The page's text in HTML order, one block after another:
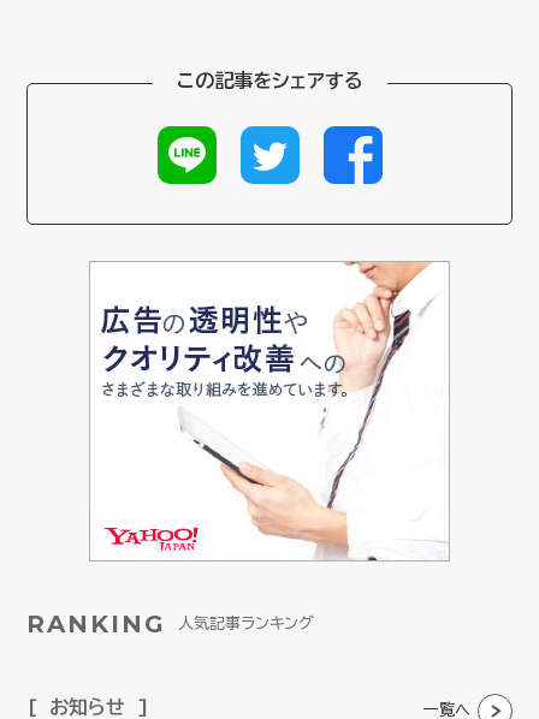
この記事をシェアする
RANKING 人気記事ランキング
お知らせ 一覧へ